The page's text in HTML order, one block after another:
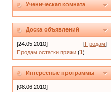
Ученическая комната
Доска объявлений
[24.05.2010] [Продам]
Продам остатки пряжи (1)
Интересные программы
[08.06.2010]